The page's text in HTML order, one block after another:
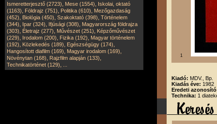
Ismeretterjesztő (2723), Mese (1554), Iskolai, oktató
(1163), Földrajz (751), Politika (610), Mezőgazdaság
(452), Biológia (450), Szakoktató (398), Történelem
(344), Ipar (324), Ifjúsági (308), Magyarország földrajza
(303), Életrajz (277), Művészet (251), Képzőművészet
(229), Irodalom (200), Fizika (192), Magyar történelem
(192), Közlekedés (189), Egészségügy (174),
Hangosított diafilm (169), Magyar irodalom (169),
Növénytan (168), Rajzfilm alapján (133),
Technikatörténet (129),
1
Kiadó: MDV., Bp.
Kiadás éve: 1982
Eredeti
Technika: 1